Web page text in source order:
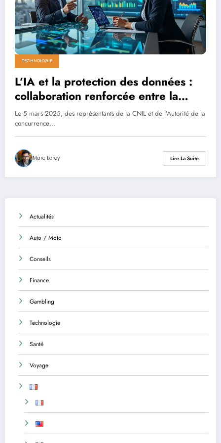
TECHNOLOGIE
L’IA et la protection des données :
collaboration renforcée entre la
CNIL et l’Autorité de la concurrence
Le 5 mars 2025, des représentants de la CNIL et de l’Autorité de la
concurrence…
Marc Leroy Lire La Suite
Actualités
Auto / Moto
Conseils
Finance
Gambling
Technologie
Santé
Voyage